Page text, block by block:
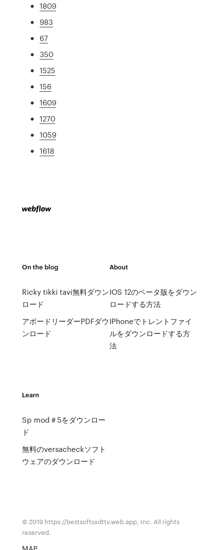
1809
983
67
350
1525
156
1609
1270
1059
1618
On the blog
Ricky tikki tavi無料ダウン
ロード
アボードリーダーPDFダウ
ンロード
About
IOS 12のベータ版をダウン
ロードする方法
IPhoneでトレントファイ
ルをダウンロードする方
法
Learn
Sp mod＃5をダウンロー
ド
無料のversacheckソフト
ウェアのダウンロード
© 2019 https://bestsoftsxdttv.web.app, Inc. All rights
reserved.